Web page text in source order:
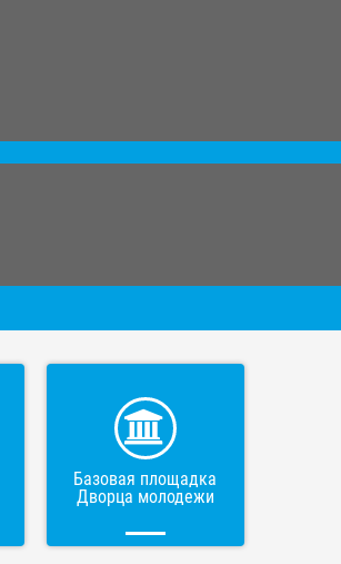
Базовая площадка
Дворца молодежи